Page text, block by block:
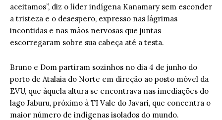
aceitamos”, diz o líder indígena Kanamary sem esconder
a tristeza e o desespero, expresso nas lágrimas
incontidas e nas mãos nervosas que juntas
escorregaram sobre sua cabeça até a testa.
Bruno e Dom partiram sozinhos no dia 4 de junho do
porto de Atalaia do Norte em direção ao posto móvel da
EVU, que àquela altura se encontrava nas imediações do
lago Jaburu, próximo à TI Vale do Javari, que concentra o
maior número de indígenas isolados do mundo.